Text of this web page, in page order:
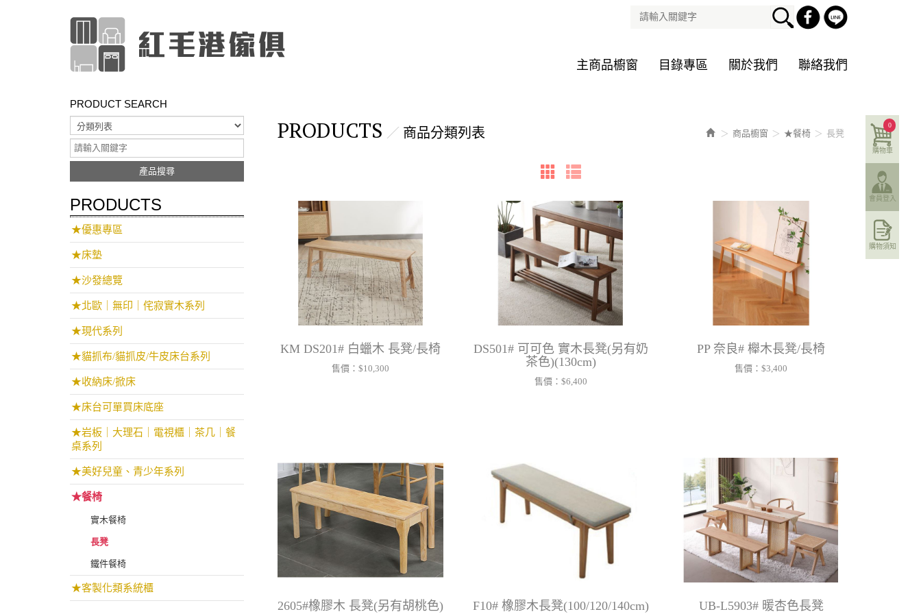
主商品櫥窗 目錄專區 關於我們 聯絡我們
PRODUCT SEARCH
產品搜尋
PRODUCTS
★優惠專區
★床墊
★沙發總覽
★北歐｜無印｜侘寂實木系列
★現代系列
★貓抓布/貓抓皮/牛皮床台系列
★收納床/掀床
★床台可單買床底座
★岩板｜大理石｜電視櫃｜茶几｜餐
桌系列
★美好兒童、青少年系列
★餐椅
實木餐椅
長凳
鐵件餐椅
★客製化類系統櫃
商品櫥窗 ★餐椅 長凳
PRODUCTS 商品分類列表
KM DS201# 白蠟木 長凳/長椅
售價： $10,300
DS501# 可可色 實木長凳(另有奶
茶色)(130cm)
售價： $6,400
PP 奈良# 櫸木長凳/長椅
售價：$3,400
2605#橡膠木 長凳(另有胡桃色)
F10# 橡膠木長凳(100/120/140cm) UB-L5903# 暖杏色長凳
購物車
0
會員登入
購物須知